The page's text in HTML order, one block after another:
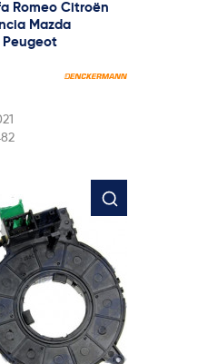
Romeo Citroën
Mazda
Peugeot